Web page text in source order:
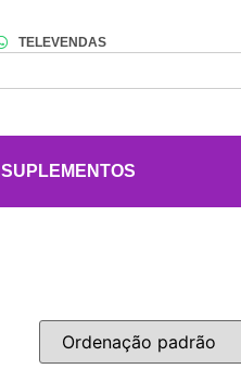
TELEVENDAS
SUPLEMENTOS